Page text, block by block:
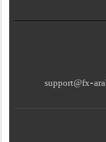
support@fx-